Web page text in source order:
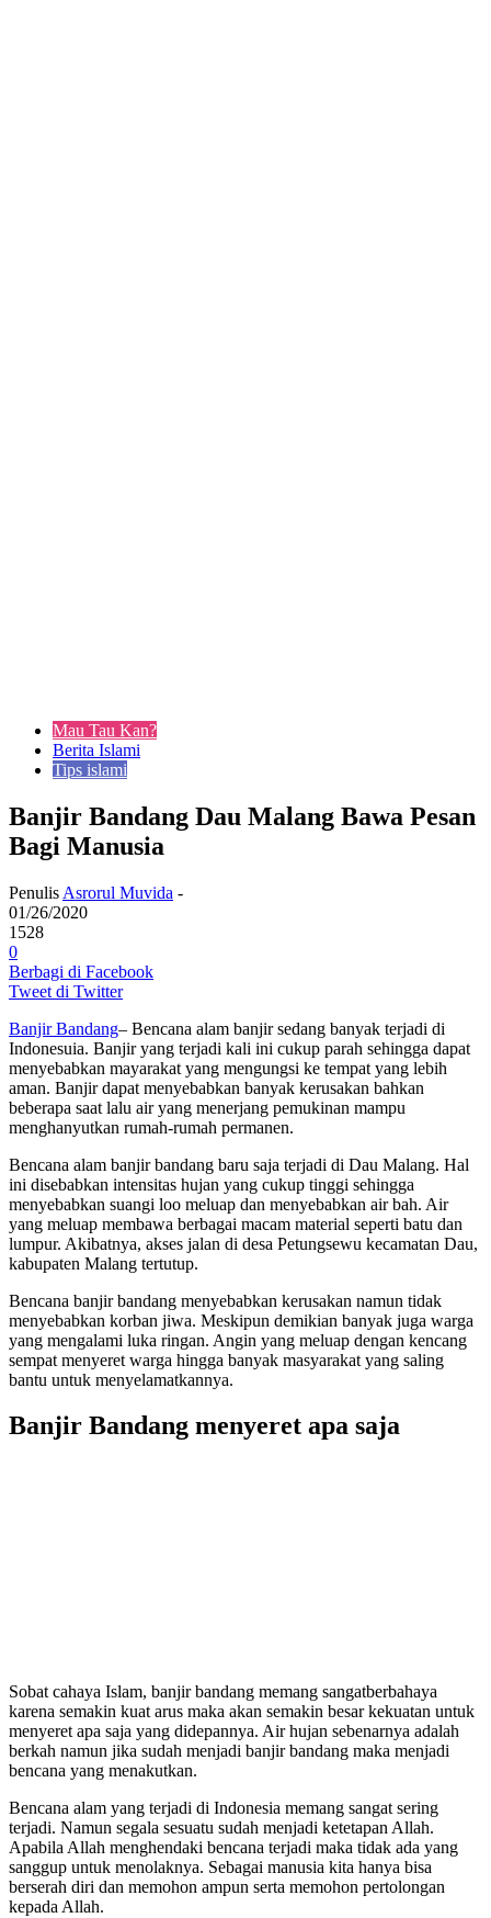
Mau Tau Kan?
Berita Islami
Tips islami
Banjir Bandang Dau Malang Bawa Pesan
Bagi Manusia
Penulis Asrorul Muvida -
01/26/2020
1528
0
Berbagi di Facebook
Tweet di Twitter
Banjir Bandang– Bencana alam banjir sedang banyak terjadi di
Indonesuia. Banjir yang terjadi kali ini cukup parah sehingga dapat
menyebabkan mayarakat yang mengungsi ke tempat yang lebih
aman. Banjir dapat menyebabkan banyak kerusakan bahkan
beberapa saat lalu air yang menerjang pemukinan mampu
menghanyutkan rumah-rumah permanen.
Bencana alam banjir bandang baru saja terjadi di Dau Malang. Hal
ini disebabkan intensitas hujan yang cukup tinggi sehingga
menyebabkan suangi loo meluap dan menyebabkan air bah. Air
yang meluap membawa berbagai macam material seperti batu dan
lumpur. Akibatnya, akses jalan di desa Petungsewu kecamatan Dau,
kabupaten Malang tertutup.
Bencana banjir bandang menyebabkan kerusakan namun tidak
menyebabkan korban jiwa. Meskipun demikian banyak juga warga
yang mengalami luka ringan. Angin yang meluap dengan kencang
sempat menyeret warga hingga banyak masyarakat yang saling
bantu untuk menyelamatkannya.
Banjir Bandang menyeret apa saja
Sobat cahaya Islam, banjir bandang memang sangatberbahaya
karena semakin kuat arus maka akan semakin besar kekuatan untuk
menyeret apa saja yang didepannya. Air hujan sebenarnya adalah
berkah namun jika sudah menjadi banjir bandang maka menjadi
bencana yang menakutkan.
Bencana alam yang terjadi di Indonesia memang sangat sering
terjadi. Namun segala sesuatu sudah menjadi ketetapan Allah.
Apabila Allah menghendaki bencana terjadi maka tidak ada yang
sanggup untuk menolaknya. Sebagai manusia kita hanya bisa
berserah diri dan memohon ampun serta memohon pertolongan
kepada Allah.